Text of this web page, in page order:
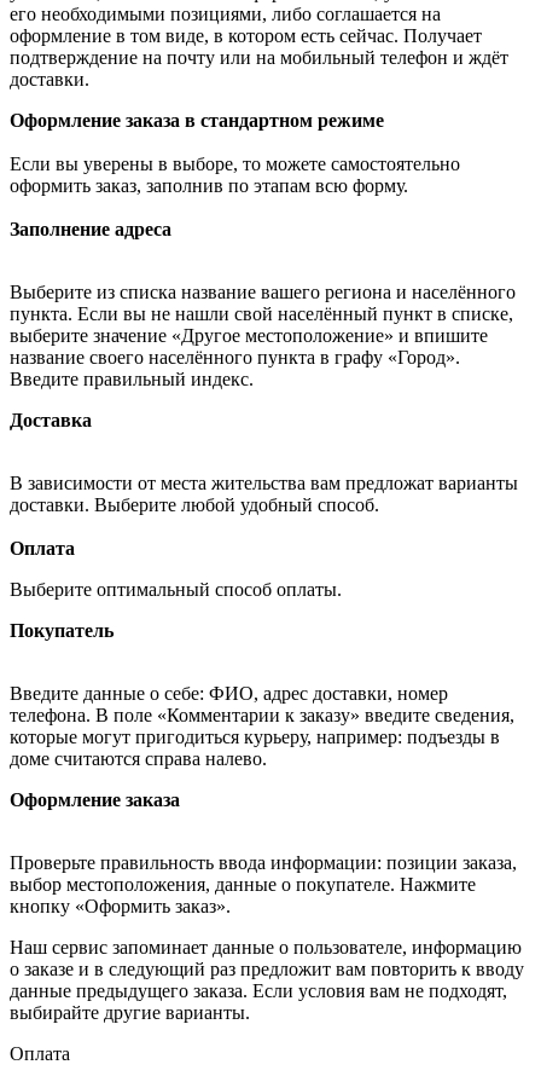
его необходимыми позициями, либо соглашается на
оформление в том виде, в котором есть сейчас. Получает
подтверждение на почту или на мобильный телефон и ждёт
доставки.
Оформление заказа в стандартном режиме
Если вы уверены в выборе, то можете самостоятельно
оформить заказ, заполнив по этапам всю форму.
Заполнение адреса
Выберите из списка название вашего региона и населённого
пункта. Если вы не нашли свой населённый пункт в списке,
выберите значение «Другое местоположение» и впишите
название своего населённого пункта в графу «Город».
Введите правильный индекс.
Доставка
В зависимости от места жительства вам предложат варианты
доставки. Выберите любой удобный способ.
Оплата
Выберите оптимальный способ оплаты.
Покупатель
Введите данные о себе: ФИО, адрес доставки, номер
телефона. В поле «Комментарии к заказу» введите сведения,
которые могут пригодиться курьеру, например: подъезды в
доме считаются справа налево.
Оформление заказа
Проверьте правильность ввода информации: позиции заказа,
выбор местоположения, данные о покупателе. Нажмите
кнопку «Оформить заказ».
Наш сервис запоминает данные о пользователе, информацию
о заказе и в следующий раз предложит вам повторить к вводу
данные предыдущего заказа. Если условия вам не подходят,
выбирайте другие варианты.
Оплата